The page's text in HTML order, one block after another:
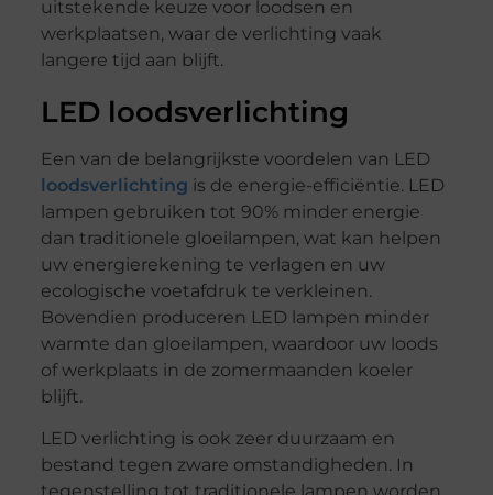
uitstekende keuze voor loodsen en
werkplaatsen, waar de verlichting vaak
langere tijd aan blijft.
LED loodsverlichting
Een van de belangrijkste voordelen van LED
loodsverlichting is de energie-efficiëntie. LED
lampen gebruiken tot 90% minder energie
dan traditionele gloeilampen, wat kan helpen
uw energierekening te verlagen en uw
ecologische voetafdruk te verkleinen.
Bovendien produceren LED lampen minder
warmte dan gloeilampen, waardoor uw loods
of werkplaats in de zomermaanden koeler
blijft.
LED verlichting is ook zeer duurzaam en
bestand tegen zware omstandigheden. In